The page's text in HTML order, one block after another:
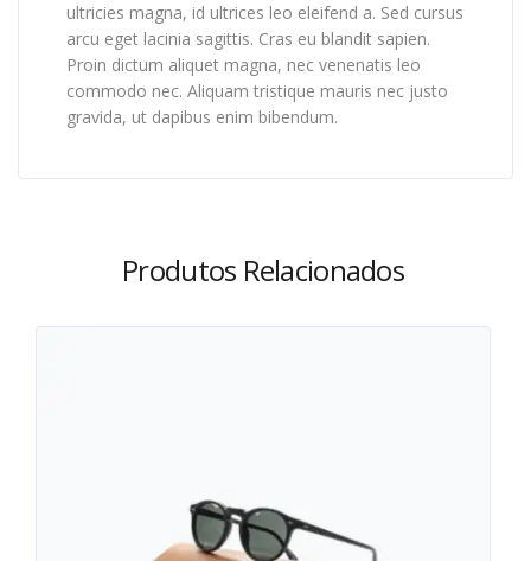
ultricies magna, id ultrices leo eleifend a. Sed cursus
arcu eget lacinia sagittis. Cras eu blandit sapien.
Proin dictum aliquet magna, nec venenatis leo
commodo nec. Aliquam tristique mauris nec justo
gravida, ut dapibus enim bibendum.
Produtos Relacionados